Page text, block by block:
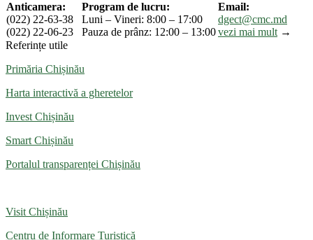
Anticamera:
(022) 22-63-38
(022) 22-06-23
Program de lucru:
Luni – Vineri: 8:00 – 17:00
Pauza de prânz: 12:00 – 13:00
Email:
dgect@cmc.md
vezi mai mult →
Referințe utile
Primăria Chișinău
Harta interactivă a gheretelor
Invest Chișinău
Smart Chișinău
Portalul transparenței Chișinău
Visit Chișinău
Centru de Informare Turistică